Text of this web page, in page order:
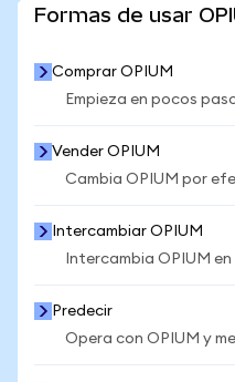
Formas de usar
Comprar OPIUM
Empieza en pocos
Vender OPIUM
Cambia OPIUM por
Intercambiar OPIUM
Intercambia OPIUM
Predecir
Opera con OPIUM y